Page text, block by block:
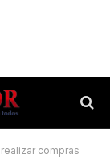
compras